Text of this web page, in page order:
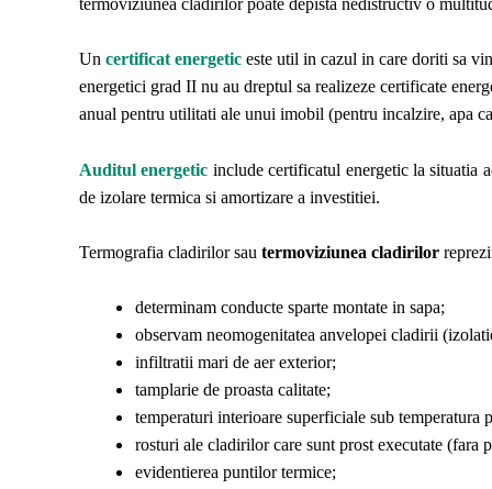
Un certificat energetic este util in cazul in care doriti sa
energetici grad II nu au dreptul sa realizeze certificate
anual pentru utilitati ale unui imobil (pentru incalzire, apa
Auditul energetic include certificatul energetic la situatia
de izolare termica si amortizare a investitiei.
Termografia cladirilor sau termoviziunea cladirilor
determinam conducte sparte montate in sapa;
observam neomogenitatea anvelopei cladirii
infiltratii mari de aer exterior;
tamplarie de proasta calitate;
temperaturi interioare superficiale sub temperatura
rosturi ale cladirilor care sunt prost executate (fara
evidentierea puntilor termice;